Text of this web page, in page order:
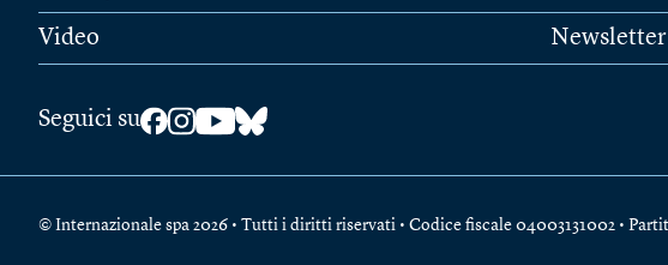
Video Newsletter
Seguici su
© Internazionale spa 2026 • Tutti i diritti riservati • Codice fiscale 04003131002 •